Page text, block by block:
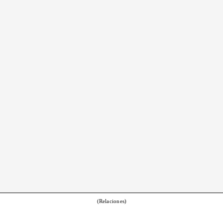
(Relaciones)